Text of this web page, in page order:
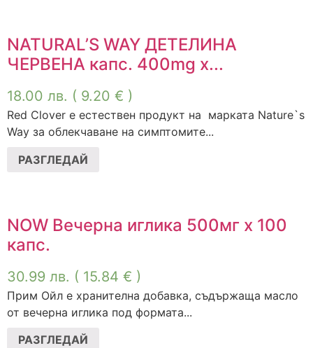
NATURAL’S WAY ДЕТЕЛИНА
ЧЕРВЕНА капс. 400mg x...
18.00 лв. ( 9.20 € )
Red Clover e eстествен продукт на марката Nature`s
Way за облекчаване на симптомите...
РАЗГЛЕДАЙ
NOW Вечерна иглика 500мг x 100
капс.
30.99 лв. ( 15.84 € )
Прим Ойл е хранителна добавка, съдържаща масло
от вечерна иглика под формата...
РАЗГЛЕДАЙ